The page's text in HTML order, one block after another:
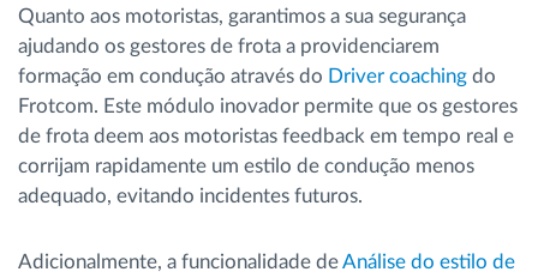
Quanto aos motoristas, garantimos a sua segurança
ajudando os gestores de frota a providenciarem
formação em condução através do Driver coaching do
Frotcom. Este módulo inovador permite que os gestores
de frota deem aos motoristas feedback em tempo real e
corrijam rapidamente um estilo de condução menos
adequado, evitando incidentes futuros.
Adicionalmente, a funcionalidade deAnálise do estilo de